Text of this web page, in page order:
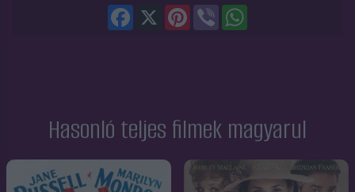
Viber
Pinterest
Facebook
Hasonló teljes filmek magyarul